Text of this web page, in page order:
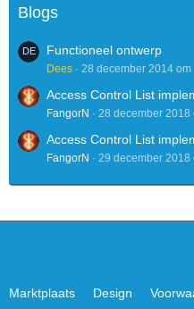
Blogs
Functioneel ontwerp
Dees 28 december 2014 om
Access Control List
FangorN 28 december 2018
Access Control List
FangorN 29 december 2018
Marktplaats Design